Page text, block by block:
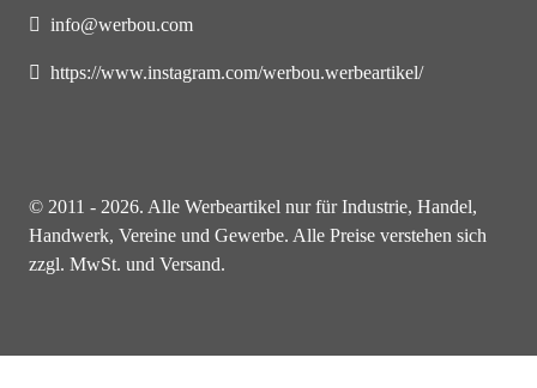
info@werbou.com
https://www.instagram.com/werbou.werbeartikel/
© 2011 - 2026. Alle Werbeartikel nur für Industrie, Handel,
Handwerk, Vereine und Gewerbe. Alle Preise verstehen sich
zzgl. MwSt. und Versand.